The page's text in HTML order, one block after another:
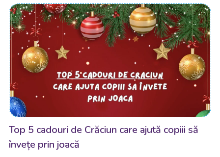
Top 5 cadouri de Crăciun care ajută copiii să
învețe prin joacă